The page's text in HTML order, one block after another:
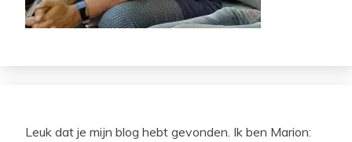
Leuk dat je mijn blog hebt gevonden. Ik ben Marion: